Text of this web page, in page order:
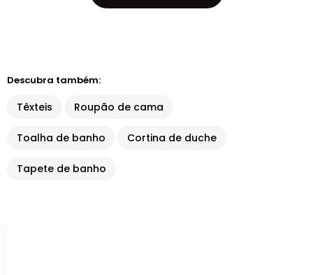
Descubra também:
Têxteis Roupão de cama
Toalha de banho Cortina de duche
Tapete de banho